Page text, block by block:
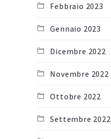
Febbraio 2023
Gennaio 2023
Dicembre 2022
Novembre 2022
Ottobre 2022
Settembre 2022